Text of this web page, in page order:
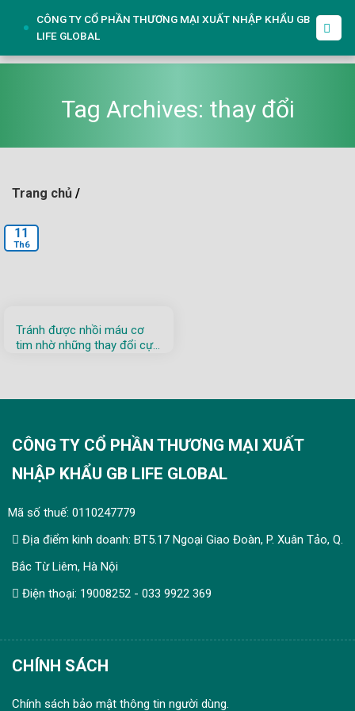
CÔNG TY CỔ PHẦN THƯƠNG MẠI XUẤT NHẬP KHẨU GB
LIFE GLOBAL
Tag Archives: thay đổi
Trang chủ /
Tránh được nhồi máu cơ
tim nhờ những thay đổi cực
11
Th6
CÔNG TY CỔ PHẦN THƯƠNG MẠI XUẤT
NHẬP KHẨU GB LIFE GLOBAL
Mã số thuế: 0110247779
Địa điểm kinh doanh: BT5.17 Ngoại Giao Đoàn, P. Xuân Tảo, Q.
Bắc Từ Liêm, Hà Nội
Điện thoại: 19008252 - 033 9922 369
CHÍNH SÁCH
Chính sách bảo mật thông tin người dùng.